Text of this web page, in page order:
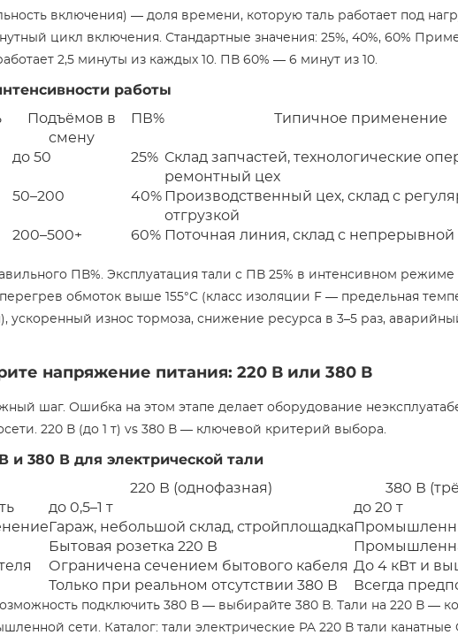
включения) — доля времени, которую таль работает под
цикл включения. Стандартные значения: 25%, 40%, 60%
2,5 минуты из каждых 10. ПВ 60% — 6 минут из 10.
работы
Подъёмов в
смену
ПВ% Типичное применение
до 50 25% Склад запчастей, технологические
ремонтный цех
50–200 40% Производственный цех, склад с
отгрузкой
200–500+ 60% Поточная линия, склад с непрерывной
ПВ%. Эксплуатация тали с ПВ 25% в интенсивном режиме
обмоток выше 155°C (класс изоляции F — предельная
ускоренный износ тормоза, снижение ресурса в 3–5 раз,
напряжение питания: 220 В или 380 В
шаг. Ошибка на этом этапе делает оборудование
220 В (до 1 т) vs 380 В — ключевой критерий выбора.
и 380 В для электрической тали
220 В (однофазная)
380 В
до 0,5–1 т
до 20 т
Гараж, небольшой склад, стройплощадка
Бытовая розетка 220 В
Ограничена сечением бытового кабеля До 4 кВт и
Только при реальном отсутствии 380 В Всегда
подключить 380 В — выбирайте 380 В. Тали на 220 В —
сети. Каталог: тали электрические PA 220 В тали канатные